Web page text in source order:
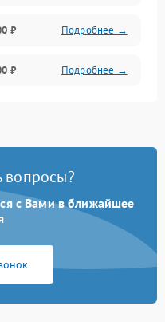
₽ Подробнее →
₽ Подробнее →
вопросы?
с Вами в ближайшее